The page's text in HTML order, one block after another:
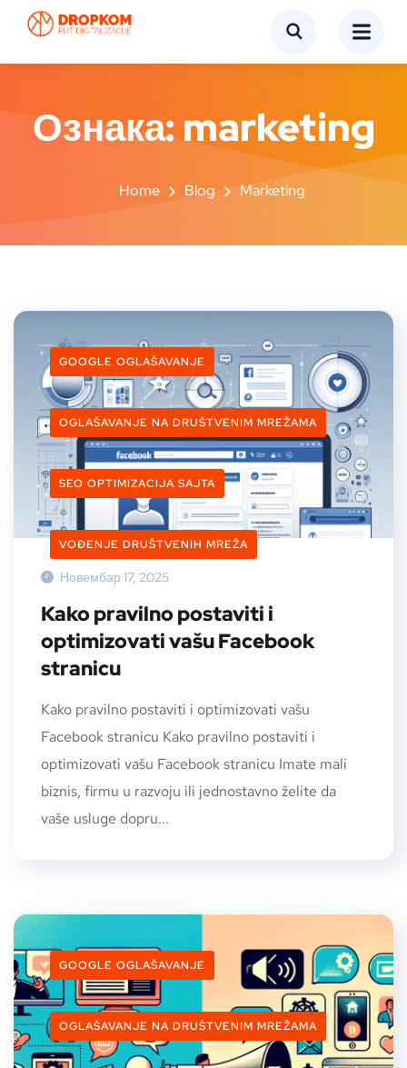
Ознака:marketing
Home Blog Marketing
GOOGLE OGLAŠAVANJE
OGLAŠAVANJE NA DRUŠTVENIM MREŽAMA
SEO OPTIMIZACIJA SAJTA
VOĐENJE DRUŠTVENIH MREŽA
Новембар 17, 2025
Kako pravilno postaviti i
optimizovati vašu Facebook
stranicu
Kako pravilno postaviti i optimizovati vašu
Facebook stranicu Kako pravilno postaviti i
optimizovati vašu Facebook stranicu Imate mali
biznis, firmu u razvoju ili jednostavno želite da
vaše usluge dopru...
GOOGLE OGLAŠAVANJE
OGLAŠAVANJE NA DRUŠTVENIM MREŽAMA